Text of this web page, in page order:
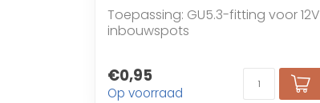
Toepassing: GU5.3-fitting voor 12V
inbouwspots
€0,95
Op voorraad